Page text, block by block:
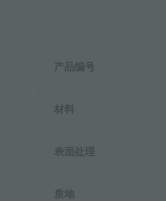
产品编号
材料
表面处理
质地